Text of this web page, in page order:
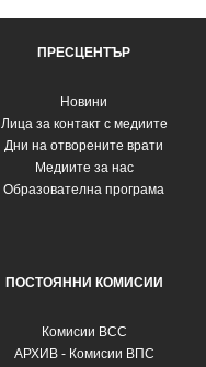
ПРЕСЦЕНТЪР
Новини
Лица за контакт с медиите
Дни на отворените врати
Медиите за нас
Образователна програма
ПОСТОЯННИ КОМИСИИ
Комисии ВСС
АРХИВ - Комисии ВПС